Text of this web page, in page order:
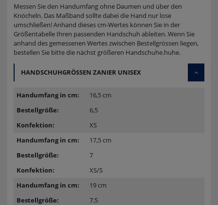
Messen Sie den Handumfang ohne Daumen und über den
Knöcheln. Das Maßband sollte dabei die Hand nur lose
umschließen! Anhand dieses cm-Wertes können Sie in der
Größentabelle Ihren passenden Handschuh ableiten. Wenn Sie
anhand des gemessenen Wertes zwischen Bestellgrössen liegen,
bestellen Sie bitte die nächst größeren Handschuhe.huhe.
HANDSCHUHGRÖSSEN ZANIER UNISEX
16,5 cm
6,5
XS
17,5 cm
7
XS/S
19 cm
7.5